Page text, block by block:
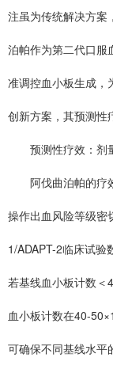
注虽为传统解决方案
泊帕作为第二代口服
准调控血小板生成，
创新方案，其预测性
预测性疗效：剂
阿伐曲泊帕的疗效
操作出血风险等级密
1/ADAPT-2临床试验
若基线血小板计数＜
血小板计数在40-
可确保不同基线水平